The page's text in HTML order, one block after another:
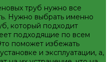
труб нужно все
Нужно выбрать именно
который подходит
подходящие по всем
поможет избежать
и эксплуатации, а,